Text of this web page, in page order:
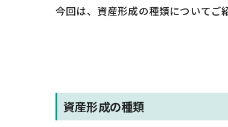
今回は、資産形成の種類についてご
資産形成の種類